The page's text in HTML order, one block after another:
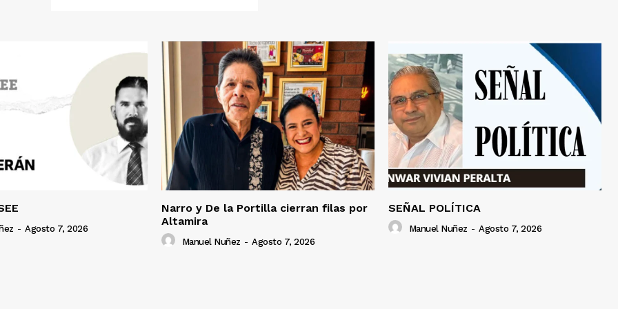
- Agosto 7, 2026
Narro y De la Portilla cierran filas por
Altamira
Manuel Nuñez - Agosto 7, 2026
SEÑAL POLÍTICA
Manuel Nuñez - Agosto 7, 2026